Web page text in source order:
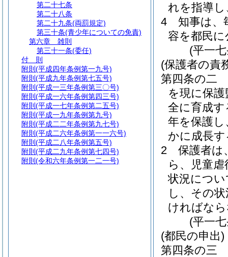
れを指導
4
知事は、
容を都民
(平一
(保護者の責
第四条の二
を現に保
全に育成
年を保護
かに成長
2
保護者は
ら、児童
状況につ
し、その
ければな
(平一
(都民の申出)
第四条の三
第二十七条
第二十八条
第二十九条(両罰規定)
第三十条(青少年についての免責)
第六章
雑則
第三十一条(委任)
付 則
附則 (平成四年条例第一九号)
附則 (平成九年条例第七五号)
附則 (平成一三年条例第三〇号)
附則 (平成一六年条例第四三号)
附則 (平成一七年条例第二五号)
附則 (平成一九年条例第九号)
附則 (平成二二年条例第九七号)
附則 (平成二六年条例第一一六号)
附則 (平成二八年条例第五号)
附則 (平成二九年条例第七四号)
附則 (令和六年条例第一二一号)